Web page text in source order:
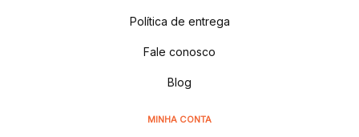
Política de entrega
Fale conosco
Blog
MINHA CONTA